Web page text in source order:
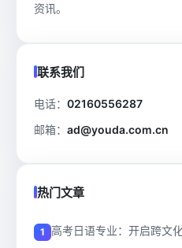
资讯。
联系我们
电话： 02160556287
邮箱： ad@youda.com.cn
热门文章
高考日语专业：开启跨文